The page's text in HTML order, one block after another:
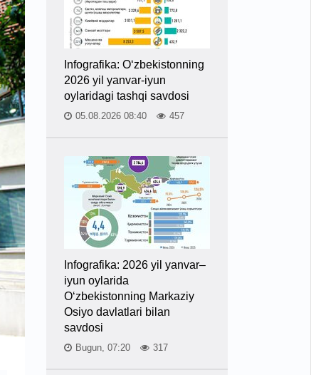
Infografika: O‘zbekistonning
2026 yil yanvar-iyun
oylaridagi tashqi savdosi
05.08.2026 08:40 457
Infografika: 2026 yil yanvar–
iyun oylarida
O‘zbekistonning Markaziy
Osiyo davlatlari bilan
savdosi
Bugun, 07:20 317